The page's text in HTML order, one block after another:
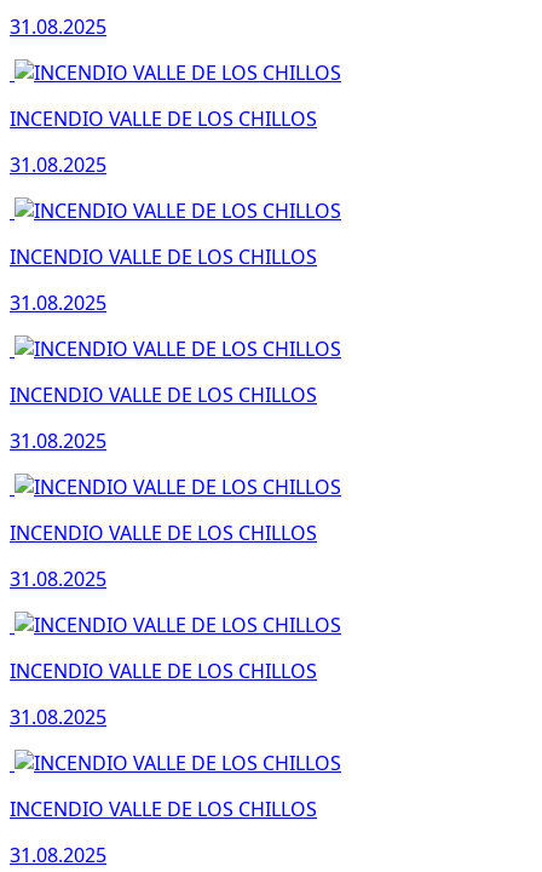
31.08.2025
INCENDIO VALLE DE LOS CHILLOS
31.08.2025
INCENDIO VALLE DE LOS CHILLOS
31.08.2025
INCENDIO VALLE DE LOS CHILLOS
31.08.2025
INCENDIO VALLE DE LOS CHILLOS
31.08.2025
INCENDIO VALLE DE LOS CHILLOS
31.08.2025
INCENDIO VALLE DE LOS CHILLOS
31.08.2025